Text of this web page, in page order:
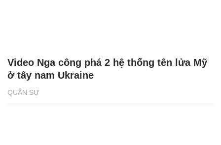
QUÂN SỰ
Video Nga công phá 2 hệ thống tên lửa Mỹ
ở tây nam Ukraine